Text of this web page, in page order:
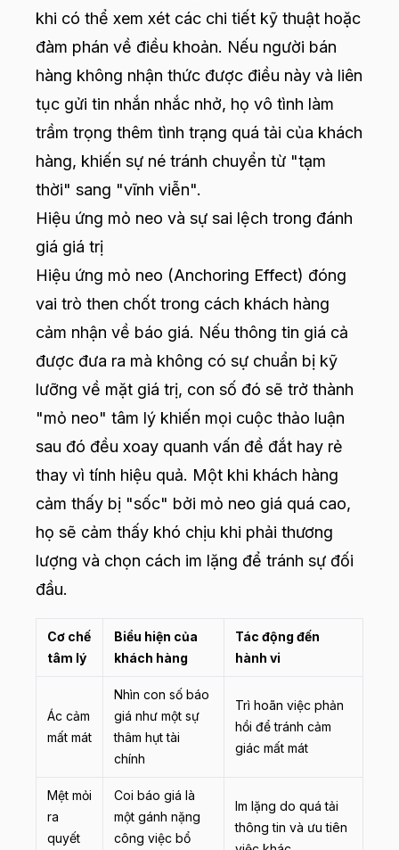
khi có thể xem xét các chi tiết kỹ thuật hoặc
đàm phán về điều khoản. Nếu người bán
hàng không nhận thức được điều này và liên
tục gửi tin nhắn nhắc nhở, họ vô tình làm
trầm trọng thêm tình trạng quá tải của khách
hàng, khiến sự né tránh chuyển từ "tạm
thời" sang "vĩnh viễn".
Hiệu ứng mỏ neo và sự sai lệch trong đánh
giá giá trị
Hiệu ứng mỏ neo (Anchoring Effect) đóng
vai trò then chốt trong cách khách hàng
cảm nhận về báo giá. Nếu thông tin giá cả
được đưa ra mà không có sự chuẩn bị kỹ
lưỡng về mặt giá trị, con số đó sẽ trở thành
"mỏ neo" tâm lý khiến mọi cuộc thảo luận
sau đó đều xoay quanh vấn đề đắt hay rẻ
thay vì tính hiệu quả. Một khi khách hàng
cảm thấy bị "sốc" bởi mỏ neo giá quá cao,
họ sẽ cảm thấy khó chịu khi phải thương
lượng và chọn cách im lặng để tránh sự đối
đầu.
Cơ chế
tâm lý
Biểu hiện của
khách hàng
Tác động đến
hành vi
Ác cảm
mất mát
Nhìn con số báo
giá như một sự
thâm hụt tài
chính
Trì hoãn việc phản
hồi để tránh cảm
giác mất mát
Mệt mỏi
ra
quyết
Coi báo giá là
một gánh nặng
công việc bổ
Im lặng do quá tải
thông tin và ưu tiên